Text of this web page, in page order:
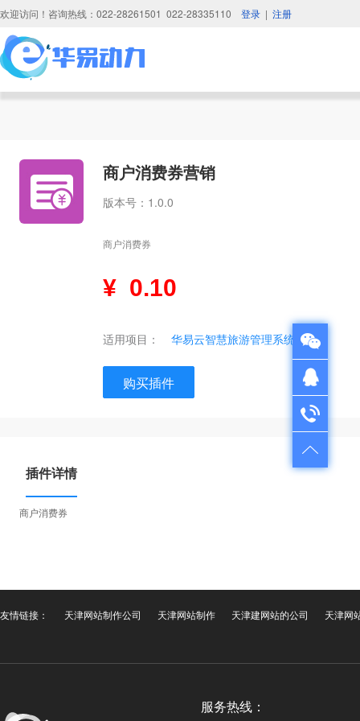
欢迎访问！咨询热线：022-28261501 022-28335110 登录 | 注册
商户消费券营销
版本号：1.0.0
商户消费券
¥ 0.10
适用项目： 华易云智慧旅游管理系统
购买插件
插件详情
商户消费券
友情链接： 天津网站制作公司 天津网站制作 天津建网站的公司 天津网
服务热线：
QQ在线咨询